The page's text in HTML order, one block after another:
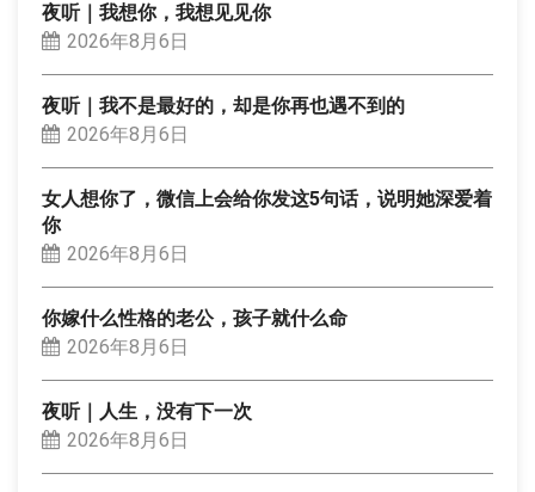
夜听｜我想你，我想见见你
2026年8月6日
夜听｜我不是最好的，却是你再也遇不到的
2026年8月6日
女人想你了，微信上会给你发这5句话，说明她深爱着
你
2026年8月6日
你嫁什么性格的老公，孩子就什么命
2026年8月6日
夜听｜人生，没有下一次
2026年8月6日